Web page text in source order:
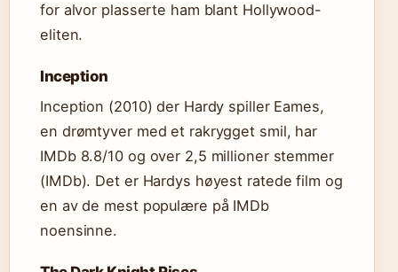
for alvor plasserte ham blant Hollywood-
eliten.
Inception
Inception (2010) der Hardy spiller Eames,
en drømtyver med et rakrygget smil, har
IMDb 8.8/10 og over 2,5 millioner stemmer
(IMDb). Det er Hardys høyest ratede film og
en av de mest populære på IMDb
noensinne.